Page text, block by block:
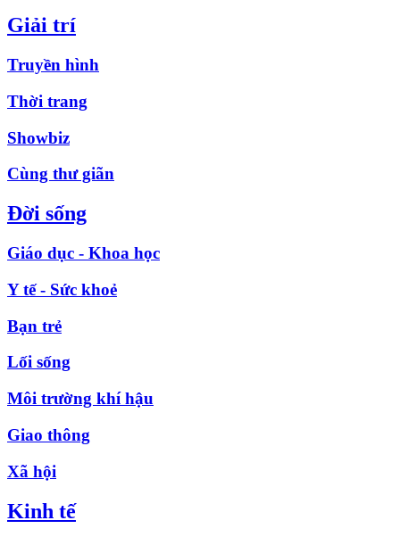
Giải trí
Truyền hình
Thời trang
Showbiz
Cùng thư giãn
Đời sống
Giáo dục - Khoa học
Y tế - Sức khoẻ
Bạn trẻ
Lối sống
Môi trường khí hậu
Giao thông
Xã hội
Kinh tế